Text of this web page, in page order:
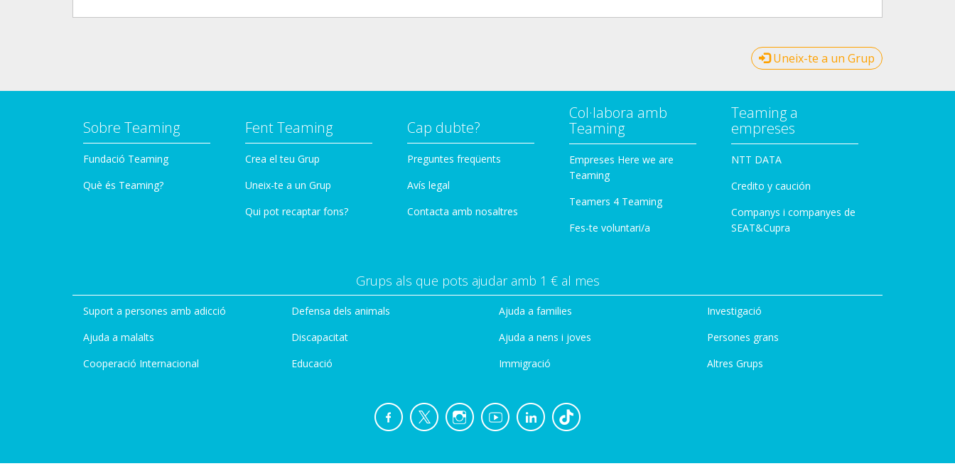
Uneix-te a un Grup
Sobre Teaming
Fundació Teaming
Què és Teaming?
Fent Teaming
Crea el teu Grup
Uneix-te a un Grup
Qui pot recaptar fons?
Cap dubte?
Preguntes freqüents
Avís legal
Contacta amb nosaltres
Col·labora amb
Teaming
Empreses Here we are
Teaming
Teamers 4 Teaming
Fes-te voluntari/a
Teaming a
empreses
NTT DATA
Credito y caución
Companys i companyes de
SEAT&Cupra
Grups als que pots ajudar amb 1 € al mes
Suport a persones amb adicció
Ajuda a malalts
Cooperació Internacional
Defensa dels animals
Discapacitat
Educació
Ajuda a families
Ajuda a nens i joves
Immigració
Investigació
Persones grans
Altres Grups